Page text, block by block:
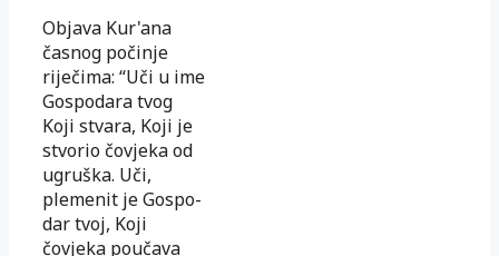
Objava Kur'ana
časnog počinje
riječima: “Uči u ime
Gospodara tvog
Koji stvara, Koji je
stvorio čovjeka od
ugruška. Uči,
plemenit je Gospo­
dar tvoj, Koji
čovjeka poučava